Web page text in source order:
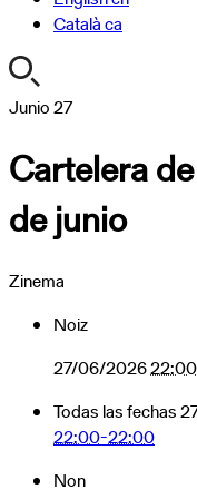
Catalàca
https://turismoa.xn-
oati-
gqa.eus/es/agenda/
de-
cine-
Cartelera
cine:
junio
Junio27
Cartelera
de junio
Zinema
Noiz
27/06/202622:00
Todas las fechas
22:00-22:00
Non